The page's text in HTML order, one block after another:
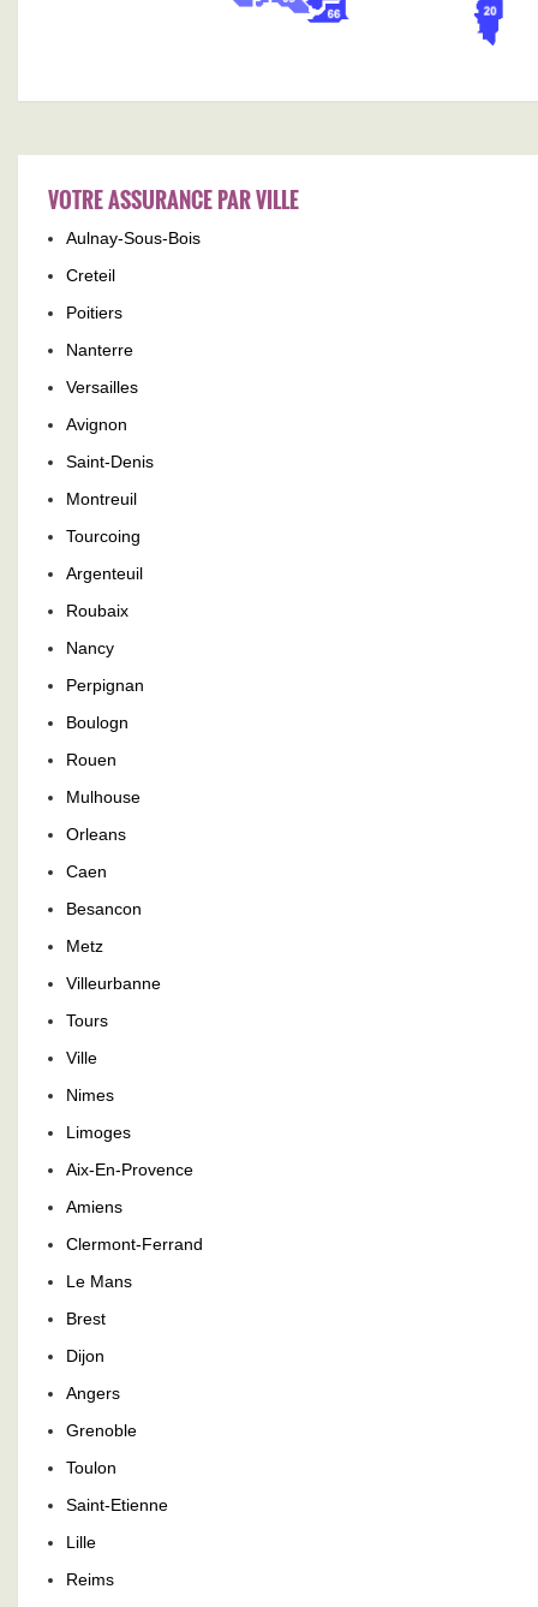
VOTRE ASSURANCE PAR VILLE
Aulnay-Sous-Bois
Creteil
Poitiers
Nanterre
Versailles
Avignon
Saint-Denis
Montreuil
Tourcoing
Argenteuil
Roubaix
Nancy
Perpignan
Boulogn
Rouen
Mulhouse
Orleans
Caen
Besancon
Metz
Villeurbanne
Tours
Ville
Nimes
Limoges
Aix-En-Provence
Amiens
Clermont-Ferrand
Le Mans
Brest
Dijon
Angers
Grenoble
Toulon
Saint-Etienne
Lille
Reims